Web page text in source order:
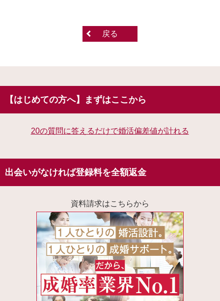
戻る
【はじめての方へ】まずはここから
20の質問に答えるだけで婚活偏差値が計れる
出会いがなければ登録料を全額返金
資料請求はこちらから